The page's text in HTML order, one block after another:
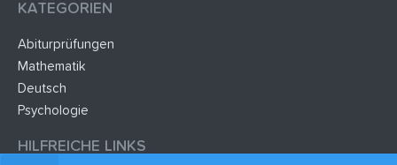
KATEGORIEN
Abiturprüfungen
Mathematik
Deutsch
Psychologie
HILFREICHE LINKS